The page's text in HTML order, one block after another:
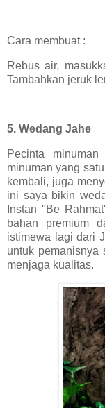
Cara membuat :
Rebus air,
Tambahkan jeruk
5. Wedang Jahe
Pecinta
minuman yang
kembali, juga
ini saya bikin
Instan "Be
bahan premium
istimewa lagi dari
untuk pemanisnya
menjaga kualitas.